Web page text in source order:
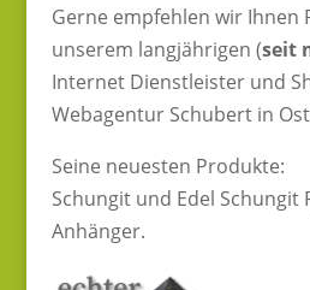
Gerne empfehlen wir Ihnen
unserem langjährigen (seit
Internet Dienstleister und
Webagentur Schubert in
Seine neuesten Produkte:
Schungit und Edel Schungit
Anhänger.